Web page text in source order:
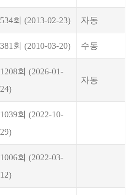
534회 (2013-02-23) 자동
381회 (2010-03-20) 수동
1208회 (2026-01-
24)
자동
1039회 (2022-10-
29)
1006회 (2022-03-
12)